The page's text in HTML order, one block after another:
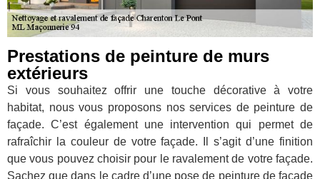
Prestations de peinture de murs
extérieurs
Si vous souhaitez offrir une touche décorative à votre
habitat, nous vous proposons nos services de peinture de
façade. C’est également une intervention qui permet de
rafraîchir la couleur de votre façade. Il s’agit d’une finition
que vous pouvez choisir pour le ravalement de votre façade.
Sachez que dans le cadre d’une pose de peinture de façade